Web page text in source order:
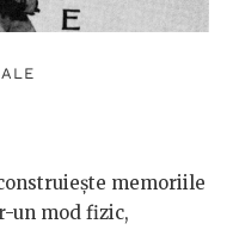
memoriile
un mod fizic,